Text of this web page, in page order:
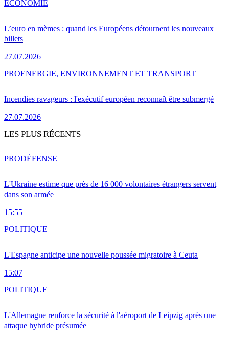
L’euro en mèmes : quand les Européens détournent les nouveaux
billets
27.07.2026
ÉCONOMIE
Incendies ravageurs : l'exécutif européen reconnaît être submergé
27.07.2026
PROENERGIE, ENVIRONNEMENT ET TRANSPORT
LES PLUS RÉCENTS
L'Ukraine estime que près de 16 000 volontaires étrangers servent
dans son armée
15:55
PRODÉFENSE
L'Espagne anticipe une nouvelle poussée migratoire à Ceuta
15:07
POLITIQUE
L'Allemagne renforce la sécurité à l'aéroport de Leipzig après une
attaque hybride présumée
POLITIQUE